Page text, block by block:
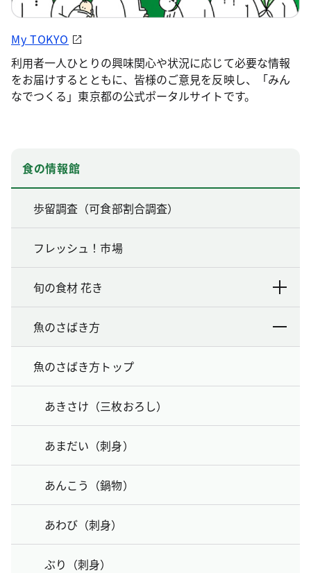
My TOKYO
利用者一人ひとりの興味関心や状況に応じて必要な情報
をお届けするとともに、皆様のご意見を反映し、「みん
なでつくる」東京都の公式ポータルサイトです。
食の情報館
歩留調査（可食部割合調査）
フレッシュ！市場
旬の食材 花き
魚のさばき方
魚のさばき方トップ
あきさけ（三枚おろし）
あまだい（刺身）
あんこう（鍋物）
あわび（刺身）
ぶり（刺身）